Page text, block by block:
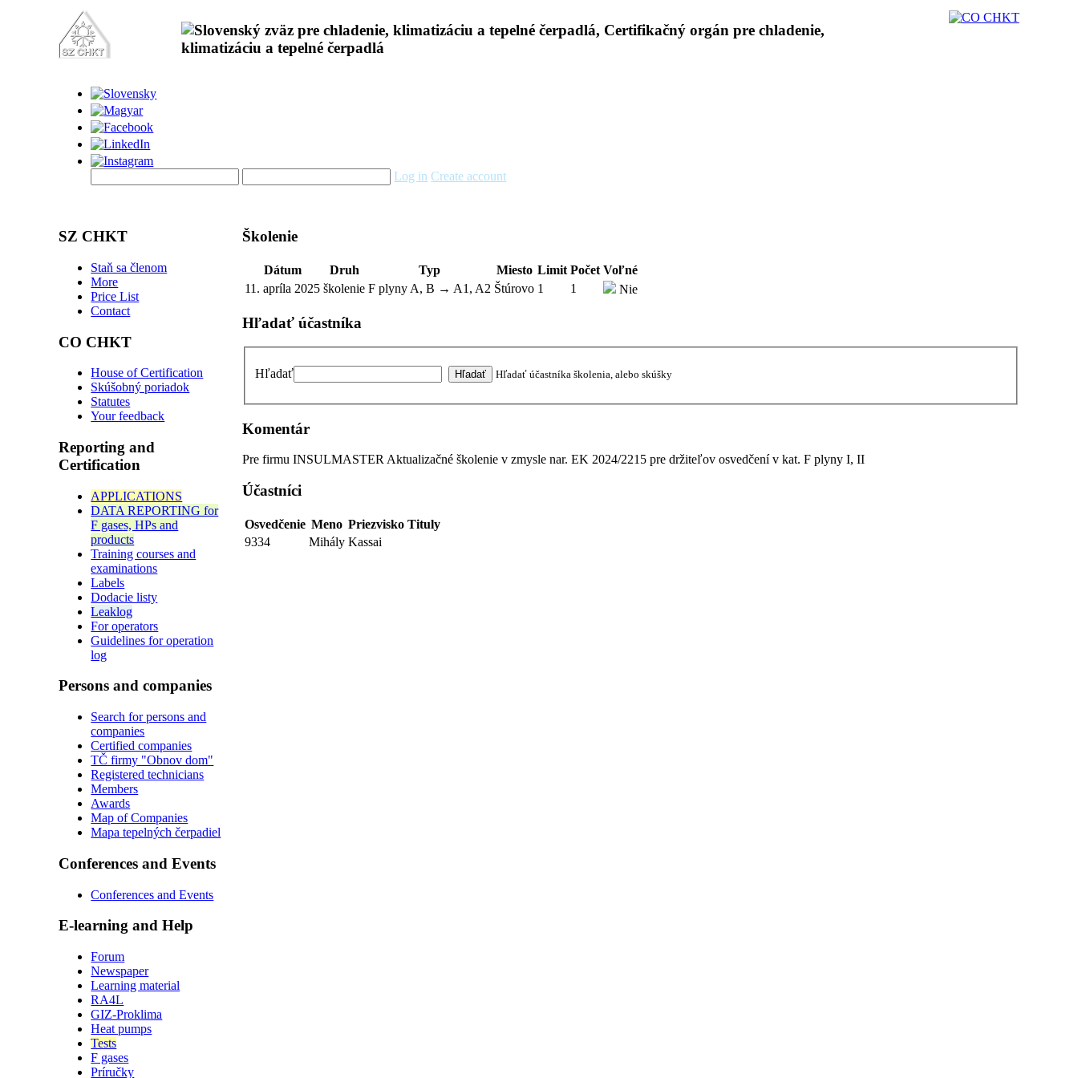
Log in Create account
SZ CHKT
Staň sa členom
More
Price List
Contact
CO CHKT
House of Certification
Skúšobný poriadok
Statutes
Your feedback
Reporting and
Certification
APPLICATIONS
DATA REPORTING for
F gases, HPs and
products
Training courses and
examinations
Labels
Dodacie listy
Leaklog
For operators
Guidelines for operation
log
Persons and companies
Search for persons and
companies
Certified companies
TČ firmy "Obnov dom"
Registered technicians
Members
Awards
Map of Companies
Mapa tepelných čerpadiel
Conferences and Events
Conferences and Events
E-learning and Help
Forum
Newspaper
Learning material
RA4L
GIZ-Proklima
Heat pumps
Tests
F gases
Príručky
Školenie
Dátum Druh Typ Miesto Limit Počet Voľné
11. apríla 2025 školenie F plyny A, B → A1, A2 Štúrovo 1 1 Nie
Hľadať účastníka
Hľadať Hľadať účastníka školenia, alebo skúšky
Komentár
Pre firmu INSULMASTER Aktualizačné školenie v zmysle nar. EK 2024/2215 pre držiteľov osvedčení v kat. F plyny I, II
Účastníci
Osvedčenie Meno Priezvisko Tituly
9334
Mihály Kassai